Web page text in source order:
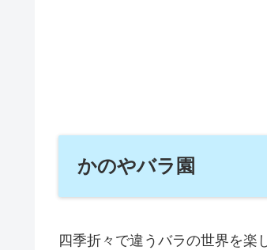
かのやバラ園
四季折々で違うバラの世界を楽